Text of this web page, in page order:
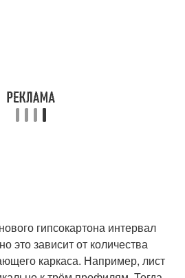
гипсокартона интервал
это зависит от количества
каркаса. Например, лист